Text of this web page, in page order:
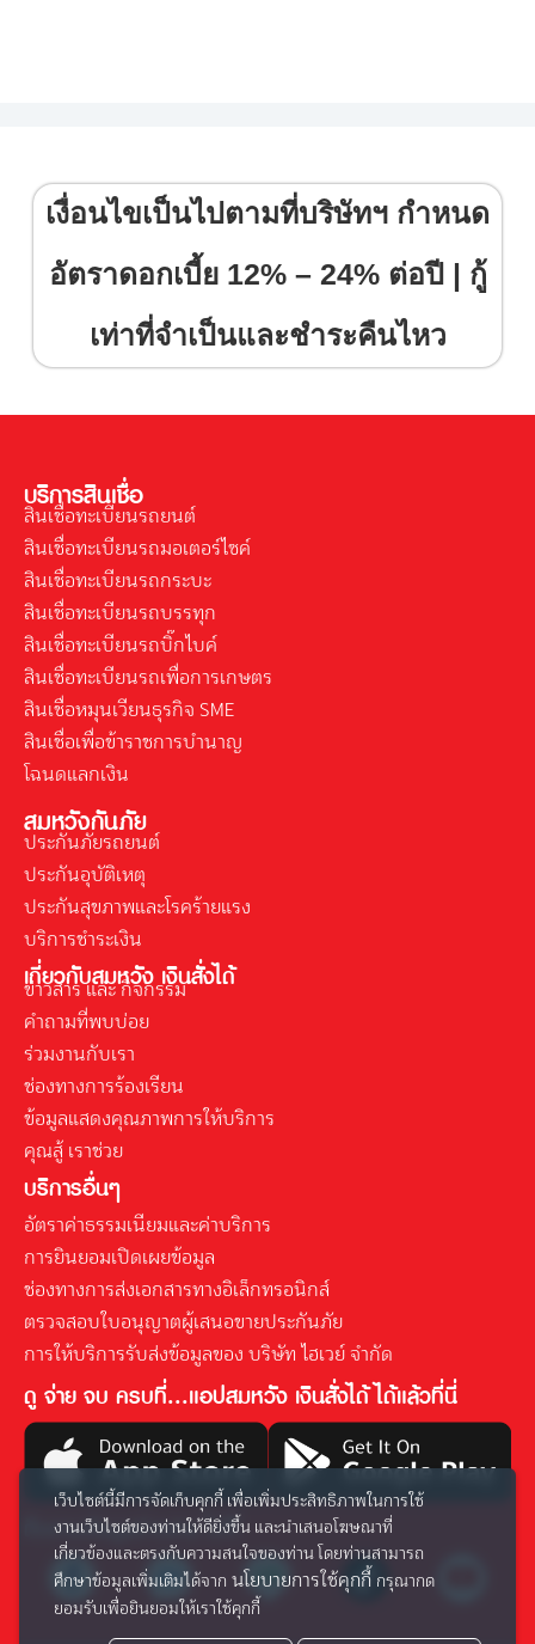
เงื่อนไขเป็นไปตามที่บริษัทฯ กำหนด
อัตราดอกเบี้ย 12% – 24% ต่อปี | กู้
เท่าที่จำเป็นและชำระคืนไหว
บริการสินเชื่อ
สินเชื่อทะเบียนรถยนต์
สินเชื่อทะเบียนรถมอเตอร์ไซค์
สินเชื่อทะเบียนรถกระบะ
สินเชื่อทะเบียนรถบรรทุก
สินเชื่อทะเบียนรถบิ๊กไบค์
สินเชื่อทะเบียนรถเพื่อการเกษตร
สินเชื่อหมุนเวียนธุรกิจ SME
สินเชื่อเพื่อข้าราชการบำนาญ
โฉนดแลกเงิน
สมหวังกันภัย
ประกันภัยรถยนต์
ประกันอุบัติเหตุ
ประกันสุขภาพและโรคร้ายแรง
บริการชำระเงิน
เกี่ยวกับสมหวัง เงินสั่งได้
ข่าวสาร และ กิจกรรม
คำถามที่พบบ่อย
ร่วมงานกับเรา
ช่องทางการร้องเรียน
ข้อมูลแสดงคุณภาพการให้บริการ
คุณสู้ เราช่วย
บริการอื่นๆ
อัตราค่าธรรมเนียมและค่าบริการ
การยินยอมเปิดเผยข้อมูล
ช่องทางการส่งเอกสารทางอิเล็กทรอนิกส์
ตรวจสอบใบอนุญาตผู้เสนอขายประกันภัย
การให้บริการรับส่งข้อมูลของ บริษัท ไฮเวย์ จำกัด
ดู จ่าย จบ ครบที่...แอปสมหวัง เงินสั่งได้ ได้แล้วที่นี่
ติดตามข้อมูลข่าวสาร ได้ที่
เว็บไซต์นี้มีการจัดเก็บคุกกี้ เพื่อเพิ่มประสิทธิภาพในการใช้
งานเว็บไซต์ของท่านให้ดียิ่งขึ้น และนำเสนอโฆษณาที่
เกี่ยวข้องและตรงกับความสนใจของท่าน โดยท่านสามารถ
ศึกษาข้อมูลเพิ่มเติมได้จาก นโยบายการใช้คุกกี้ กรุณากด
ยอมรับเพื่อยินยอมให้เราใช้คุกกี้